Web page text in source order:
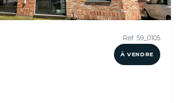
Réf. 59_0105
À VENDRE